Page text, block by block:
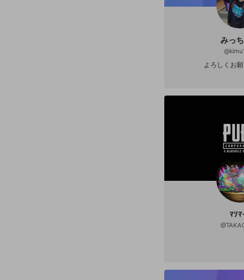
みっ
@
よろしくお願
ﾏｿﾏ
@